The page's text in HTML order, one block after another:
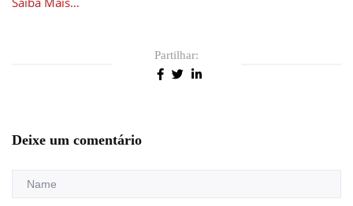
Partilhar:
Deixe um comentário